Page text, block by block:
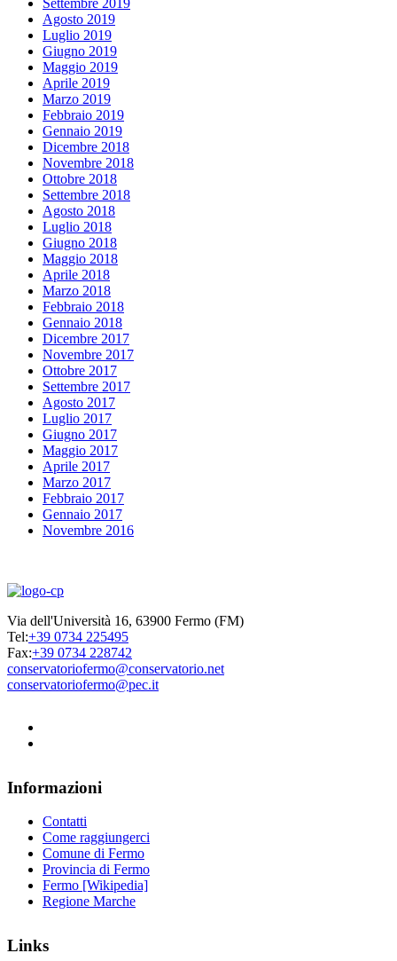
Agosto 2019
Luglio 2019
Giugno 2019
Maggio 2019
Aprile 2019
Marzo 2019
Febbraio 2019
Gennaio 2019
Dicembre 2018
Novembre 2018
Ottobre 2018
Settembre 2018
Agosto 2018
Luglio 2018
Giugno 2018
Maggio 2018
Aprile 2018
Marzo 2018
Febbraio 2018
Gennaio 2018
Dicembre 2017
Novembre 2017
Ottobre 2017
Settembre 2017
Agosto 2017
Luglio 2017
Giugno 2017
Maggio 2017
Aprile 2017
Marzo 2017
Febbraio 2017
Gennaio 2017
Novembre 2016
Via dell'Università 16, 63900 Fermo (FM)
Tel:+39 0734 225495
Fax:+39 0734 228742
conservatoriofermo@conservatorio.net
conservatoriofermo@pec.it
Informazioni
Contatti
Come raggiungerci
Comune di Fermo
Provincia di Fermo
Fermo [Wikipedia]
Regione Marche
Links